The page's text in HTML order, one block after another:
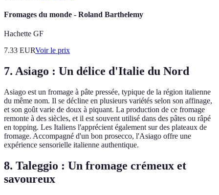
Fromages du monde - Roland Barthelemy
Hachette GF
7.33 EURVoir le prix
7. Asiago : Un délice d'Italie du Nord
Asiago est un fromage à pâte pressée, typique de la région italienne
du même nom. Il se décline en plusieurs variétés selon son affinage,
et son goût varie de doux à piquant. La production de ce fromage
remonte à des siècles, et il est souvent utilisé dans des pâtes ou râpé
en topping. Les Italiens l'apprécient également sur des plateaux de
fromage. Accompagné d'un bon prosecco, l'Asiago offre une
expérience sensorielle italienne authentique.
8. Taleggio : Un fromage crémeux et
savoureux